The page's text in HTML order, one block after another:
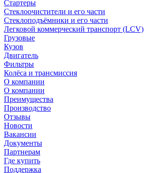
Стартеры
Стеклоочистители и его части
Стеклоподъёмники и его части
Легковой коммерческий транспорт (LCV)
Грузовые
Кузов
Двигатель
Фильтры
Колёса и трансмиссия
О компании
О компании
Преимущества
Производство
Отзывы
Новости
Вакансии
Документы
Партнерам
Где купить
Поддержка